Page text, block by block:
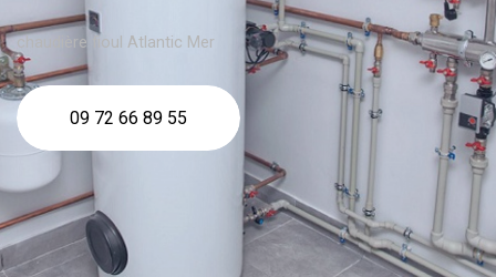
chaudière fioul Atlantic Mer
09 72 66 89 55